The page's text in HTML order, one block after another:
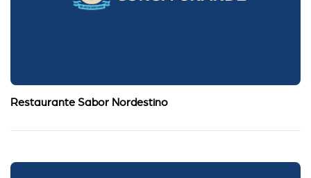
Restaurante Sabor Nordestino